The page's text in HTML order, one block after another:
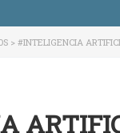
> #INTELIGENCIA